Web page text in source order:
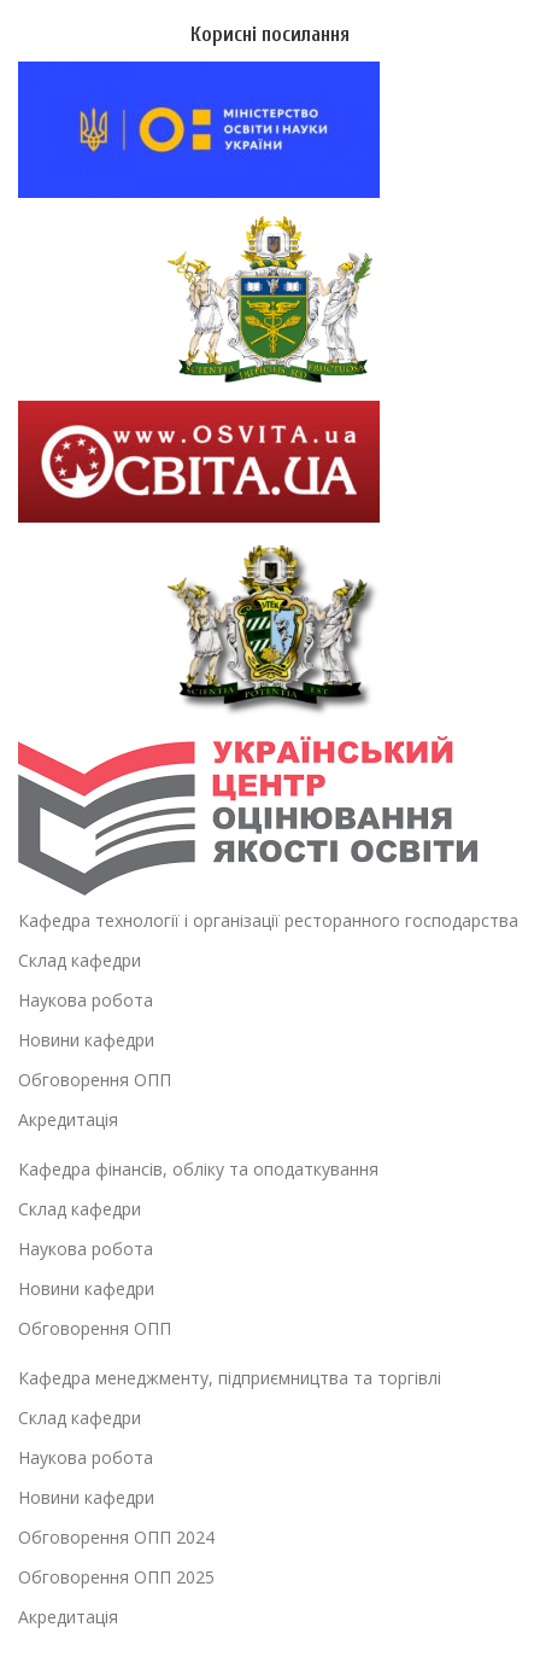
Корисні посилання
Кафедра технології і організації ресторанного господарства
Склад кафедри
Наукова робота
Новини кафедри
Обговорення ОПП
Акредитація
Кафедра фінансів, обліку та оподаткування
Склад кафедри
Наукова робота
Новини кафедри
Обговорення ОПП
Кафедра менеджменту, підприємництва та торгівлі
Склад кафедри
Наукова робота
Новини кафедри
Обговорення ОПП 2024
Обговорення ОПП 2025
Акредитація